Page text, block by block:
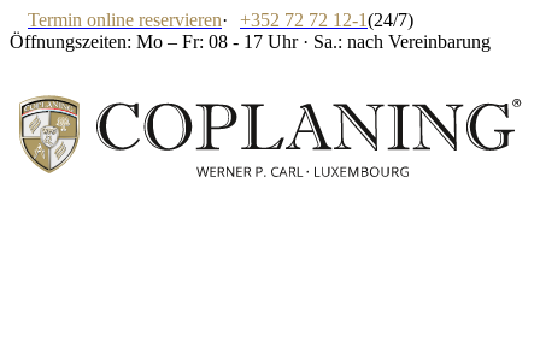
Termin online reservieren· +352 72 72 12-1(24/7)
Öffnungszeiten: Mo – Fr: 08 - 17 Uhr · Sa.: nach Vereinbarung